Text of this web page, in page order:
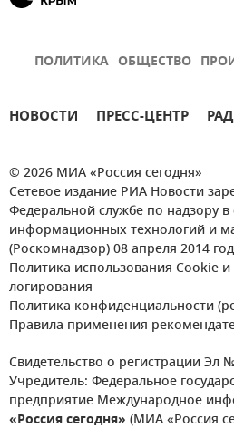
ПОЛИТИКА ОБЩЕСТВО
НОВОСТИ ПРЕСС-ЦЕНТР
© 2026 МИА «Россия сегодня»
Сетевое издание РИА Новости
Федеральной службе по надзору в
информационных технологий и
(Роскомнадзор) 08 апреля 2014
Политика использования Cookie
логирования
Политика конфиденциальности
Правила применения
Свидетельство о регистрации Эл
Учредитель: Федеральное
предприятие Международное
«Россия сегодня» (МИА «Россия